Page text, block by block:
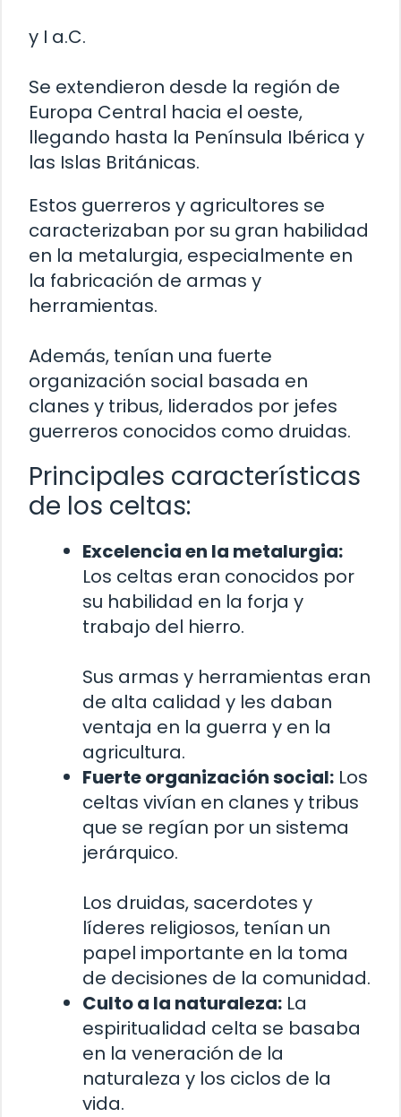
y I a.C.
Se extendieron desde la región de
Europa Central hacia el oeste,
llegando hasta la Península Ibérica y
las Islas Británicas.
Estos guerreros y agricultores se
caracterizaban por su gran habilidad
en la metalurgia, especialmente en
la fabricación de armas y
herramientas.
Además, tenían una fuerte
organización social basada en
clanes y tribus, liderados por jefes
guerreros conocidos como druidas.
Principales características
de los celtas:
Excelencia en la metalurgia:
Los celtas eran conocidos por
su habilidad en la forja y
trabajo del hierro.
Sus armas y herramientas eran
de alta calidad y les daban
ventaja en la guerra y en la
agricultura.
Fuerte organización social: Los
celtas vivían en clanes y tribus
que se regían por un sistema
jerárquico.
Los druidas, sacerdotes y
líderes religiosos, tenían un
papel importante en la toma
de decisiones de la comunidad.
Culto a la naturaleza: La
espiritualidad celta se basaba
en la veneración de la
naturaleza y los ciclos de la
vida.